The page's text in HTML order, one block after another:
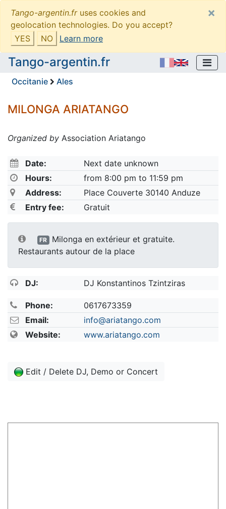
Tango-argentin.fruses cookies and
geolocation technologies. Do you accept?
YES
NO Learn more
×
Tango-argentin.fr
Occitanie Ales
MILONGA ARIATANGO
Organized by Association Ariatango
Date:
Next date unknown
Hours:
from 8:00 pm to 11:59 pm
Address:
Place Couverte 30140 Anduze
Entry fee:
Gratuit
FR
Milonga en extérieur et gratuite.
Restaurants autour de la place
DJ: DJ Konstantinos Tzintziras
Phone:
0617673359
Email:
info@ariatango.com
Website:
www.ariatango.com
Edit / Delete DJ, Demo or Concert